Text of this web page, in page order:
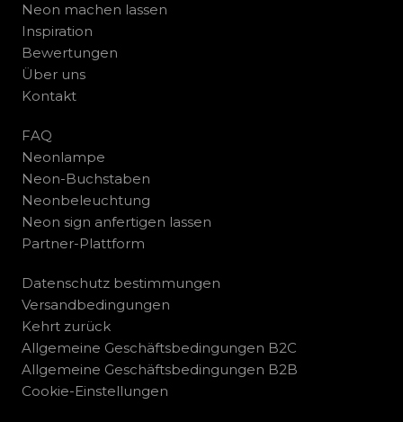
Neon machen lassen
Inspiration
Bewertungen
Über uns
Kontakt
FAQ
Neonlampe
Neon-Buchstaben
Neonbeleuchtung
Neon sign anfertigen lassen
Partner-Plattform
Datenschutz bestimmungen
Versandbedingungen
Kehrt zurück
Allgemeine Geschäftsbedingungen B2C
Allgemeine Geschäftsbedingungen B2B
Cookie-Einstellungen